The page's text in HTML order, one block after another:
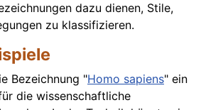
dazu dienen, Stile,
zu klassifizieren.
Bezeichnung "Homo sapiens" ein
die wissenschaftliche